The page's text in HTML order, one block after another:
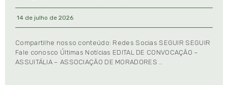
14 de julho de 2026
Compartilhe nosso conteúdo: Redes Socias SEGUIR SEGUIR
Fale conosco Últimas Notícias EDITAL DE CONVOCAÇÃO –
ASSUITÁLIA – ASSOCIAÇÃO DE MORADORES …